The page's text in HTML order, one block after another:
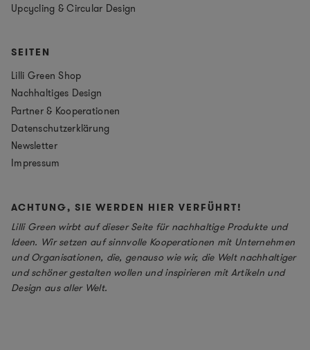
Upcycling & Circular Design
SEITEN
Lilli Green Shop
Nachhaltiges Design
Partner & Kooperationen
Datenschutzerklärung
Newsletter
Impressum
ACHTUNG, SIE WERDEN HIER VERFÜHRT!
Lilli Green wirbt auf dieser Seite für nachhaltige Produkte und
Ideen. Wir setzen auf sinnvolle Kooperationen mit Unternehmen
und Organisationen, die, genauso wie wir, die Welt nachhaltiger
und schöner gestalten wollen und inspirieren mit Artikeln und
Design aus aller Welt.